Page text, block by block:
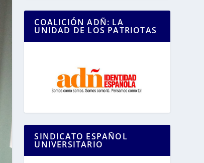
COALICIÓN ADÑ: LA
UNIDAD DE LOS PATRIOTAS
SINDICATO ESPAÑOL
UNIVERSITARIO